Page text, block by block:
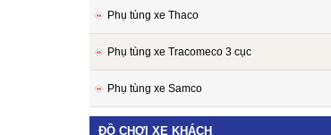
Phụ tùng xe Thaco
Phụ tùng xe Tracomeco 3 cục
Phụ tùng xe Samco
ĐỒ CHƠI XE KHÁCH